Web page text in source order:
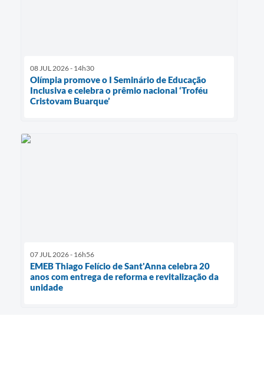
08 JUL 2026 - 14h30
Olímpia promove o I Seminário de Educação
Inclusiva e celebra o prêmio nacional ‘Troféu
Cristovam Buarque’
07 JUL 2026 - 16h56
EMEB Thiago Felício de Sant'Anna celebra 20
anos com entrega de reforma e revitalização da
unidade